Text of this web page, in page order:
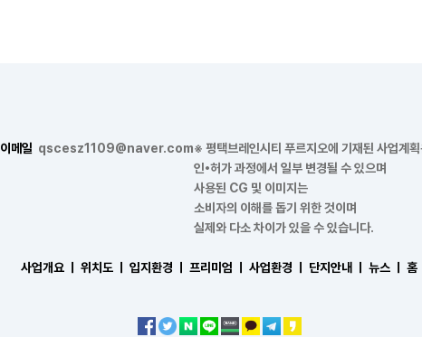
이메일 qscesz1109@naver.com※ 평택브레인시티 푸르지오에 기재된 사업계
인•허가 과정에서 일부 변경될 수 있으며
사용된 CG 및 이미지는
소비자의 이해를 돕기 위한 것이며
실제와 다소 차이가 있을 수 있습니다.
사업개요 ㅣ 위치도 ㅣ 입지환경 ㅣ 프리미엄 ㅣ 사업환경 ㅣ 단지안내 ㅣ 뉴스 ㅣ 홈